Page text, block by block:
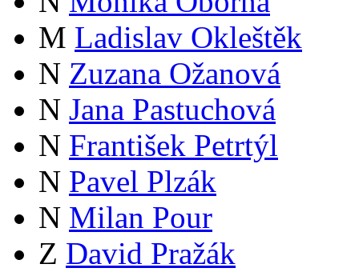
M Ladislav Okleštěk
N Zuzana Ožanová
N Jana Pastuchová
N František Petrtýl
N Pavel Plzák
N Milan Pour
Z David Pražák